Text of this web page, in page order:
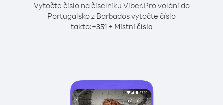
Vytočte číslo na číselníku Viber.Pro volání do
Portugalsko z Barbados vytočte číslo
takto:+351+ Místní číslo